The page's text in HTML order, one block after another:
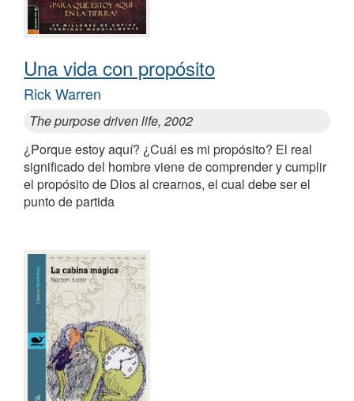
Una vida con propósito
Rick Warren
The purpose driven life, 2002
¿Porque estoy aquí? ¿Cuál es mi propósito? El real
significado del hombre viene de comprender y cumplir
el propósito de Dios al crearnos, el cual debe ser el
punto de partida